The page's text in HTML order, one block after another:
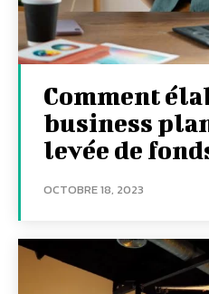
Comment
business
levée de
OCTOBRE 18, 2023